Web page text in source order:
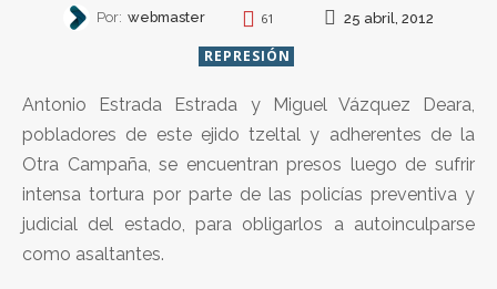
Por: webmaster 61 25 abril, 2012
REPRESIÓN
Antonio Estrada Estrada y Miguel Vázquez Deara,
pobladores de este ejido tzeltal y adherentes de la
Otra Campaña, se encuentran presos luego de sufrir
intensa tortura por parte de las policías preventiva y
judicial del estado, para obligarlos a autoinculparse
como asaltantes.